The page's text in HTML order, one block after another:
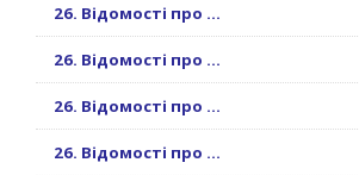
26. Відомості про ...
26. Відомості про ...
26. Відомості про ...
26. Відомості про ...